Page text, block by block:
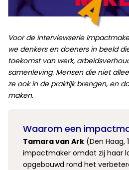
Voor de interviewserie
we denkers en doeners in beeld
toekomst van werk,
samenleving. Mensen die niet
ze ook in de praktijk brengen, en
maken.
Waarom een
Tamara van Ark (Den Haag,
impactmaker omdat zij haar
opgebouwd rond het